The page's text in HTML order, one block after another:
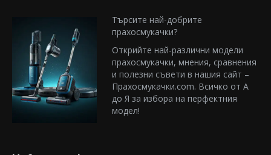
Търсите най-добрите
прахосмукачки?
Открийте най-различни модели
прахосмукачки, мнения, сравнения
и полезни съвети в нашия сайт –
Прахосмукачки.com. Всичко от А
до Я за избора на перфектния
модел!